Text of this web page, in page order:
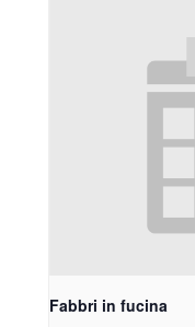
Fabbri in fucina